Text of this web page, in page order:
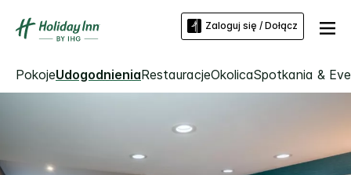
Zaloguj się / Dołącz
PokojeUdogodnieniaRestauracjeOkolicaSpotkania &